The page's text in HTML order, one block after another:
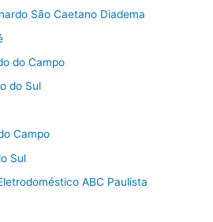
São Caetano Diadema
do Campo
do Sul
Campo
Sul
ABC Paulista